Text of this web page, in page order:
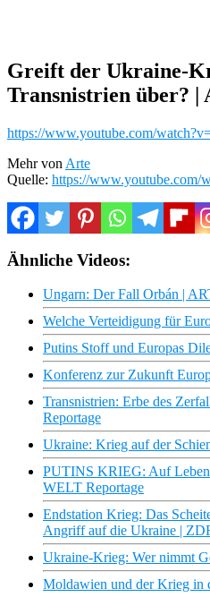
Greift der Ukraine-
Transnistrien über? |
https://www.youtube.com/
Mehr von Arte
Quelle: https://www.youtube.com/
Ähnliche Videos:
Ungarn: Der Fall Orbán |
Welche Verteidigung für
Putins Stoff und Europas
Konferenz zur Zukunft
Transnistrien: Erbe des
Reportage
Ukraine: Krieg auf der
PUTINS KRIEG: Auf
WELT Reportage
Endstation Krieg: Das
Angriff auf die Ukraine |
Ukraine-Krieg: Wer nimmt
Moldawien und der Krieg in